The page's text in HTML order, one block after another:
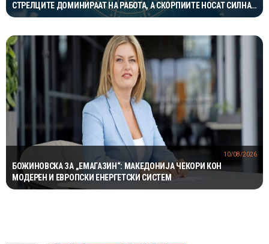
СТРЕЛЦИТЕ ДОМИНИРААТ НА РАБОТА, А СКОРПИИТЕ НОСАТ СИЛНА
ЉУБОВНА ЕНЕРГИЈА
БОЖИНОВСКА ЗА „ЕМАГАЗИН“: МАКЕДОНИЈА ЧЕКОРИ КОН
МОДЕРЕН И ЕВРОПСКИ ЕНЕРГЕТСКИ СИСТЕМ
10/08/2026